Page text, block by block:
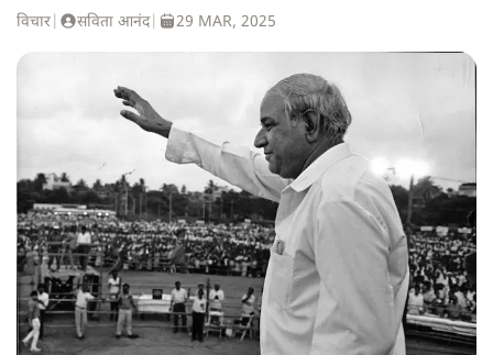
विचार सविता आनंद| 29 MAR, 2025